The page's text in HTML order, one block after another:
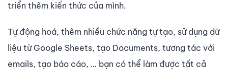
triển thêm kiến thức của mình.
Tự động hoá, thêm nhiều chức năng tự tạo, sử dụng dữ
liệu từ Google Sheets, tạo Documents, tương tác với
emails, tạo báo cáo, … bạn có thể làm được tất cả